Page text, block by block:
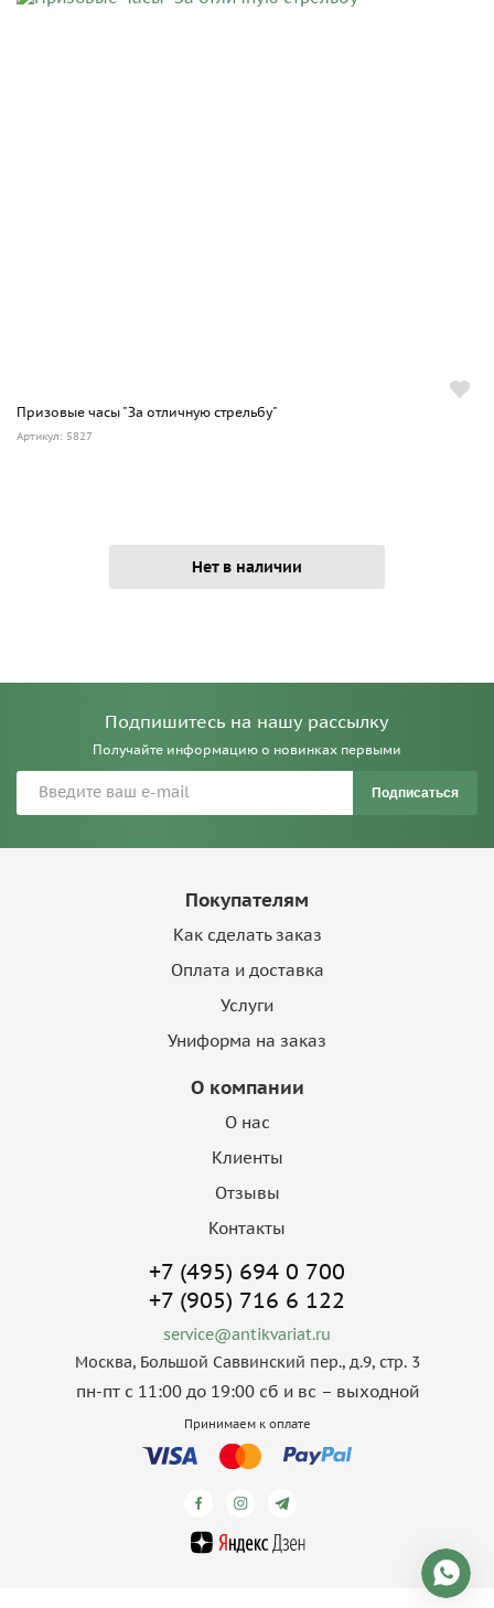
Призовые часы "За отличную стрельбу"
Артикул: 5827
Нет в наличии
Подпишитесь на нашу рассылку
Получайте информацию о новинках первыми
Подписаться
Покупателям
Как сделать заказ
Оплата и доставка
Услуги
Униформа на заказ
О компании
О нас
Клиенты
Отзывы
Контакты
+7 (495) 694 0 700
+7 (905) 716 6 122
service@antikvariat.ru
Москва, Большой Саввинский пер., д.9, стр. 3
пн-пт с 11:00 до 19:00 сб и вс – выходной
Принимаем к оплате